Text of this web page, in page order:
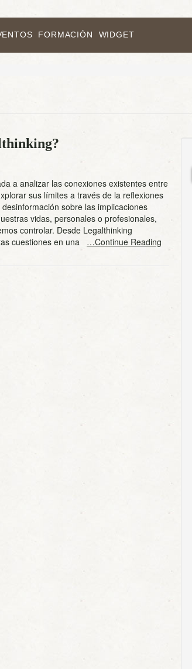
FORMACIÓN WIDGET
a analizar las conexiones existentes entre
sus límites a través de la reflexiones
sobre las implicaciones
vidas, personales o profesionales,
controlar. Desde Legalthinking
cuestiones en una …Continue Reading